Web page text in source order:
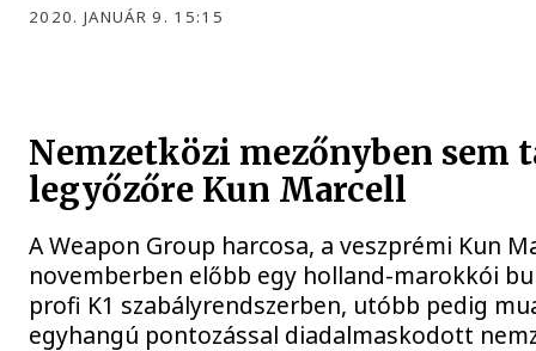
2020. JANUÁR 9. 15:15
Nemzetközi mezőnyben sem
legyőzőre Kun Marcell
A Weapon Group harcosa, a veszprémi Kun
novemberben előbb egy holland-marokkói
profi K1 szabályrendszerben, utóbb pedig
egyhangú pontozással diadalmaskodott